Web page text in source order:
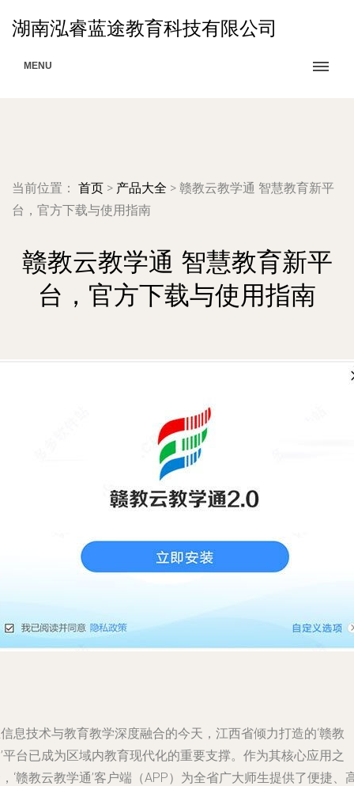
湖南泓睿蓝途教育科技有限公司
MENU
当前位置： 首页 > 产品大全 > 赣教云教学通 智慧教育新平
台，官方下载与使用指南
赣教云教学通 智慧教育新平
台，官方下载与使用指南
息技术与教育教学深度融合的今天，江西省倾力打造的‘赣教
平台已成为区域内教育现代化的重要支撑。作为其核心应用之
‘赣教云教学通’客户端（APP）为全省广大师生提供了便捷、